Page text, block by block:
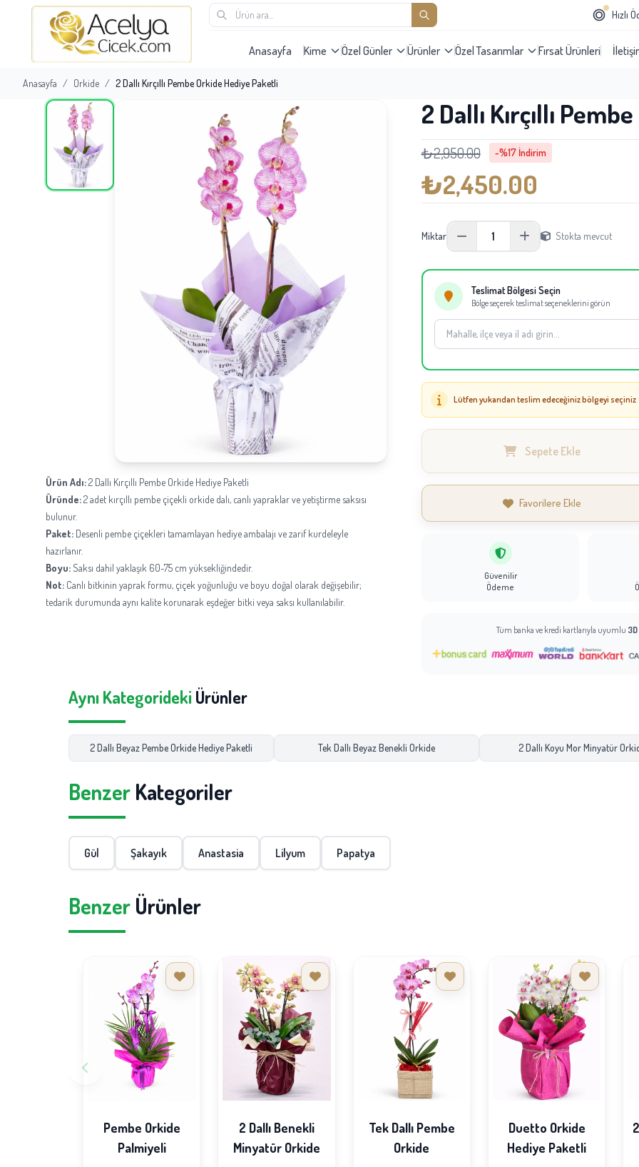
Hızlı
Anasayfa Kime Özel Günler Ürünler Özel Tasarımlar Fırsat Ürünleri
Anasayfa / Orkide / 2 Dallı Kırçıllı Pembe Orkide Hediye Paketli
Ürün Adı:2 Dallı Kırçıllı Pembe Orkide Hediye Paketli
Üründe:2 adet kırçıllı pembe çiçekli orkide dalı, canlı yapraklar ve yetiştirme saksısı
bulunur.
Paket: Desenli pembe çiçekleri tamamlayan hediye ambalajı ve zarif kurdeleyle
hazırlanır.
Boyu: Saksı dahil yaklaşık 60-75 cm yüksekliğindedir.
Not: Canlı bitkinin yaprak formu, çiçek yoğunluğu ve boyu doğal olarak değişebilir;
tedarik durumunda aynı kalite korunarak eşdeğer bitki veya saksı kullanılabilir.
2 Dallı Kırçıllı
₺2,950.00 -%17 İndirim
₺2,450.00
Miktar 1 Stokta mevcut
Teslimat Bölgesi Seçin
Bölge seçerek teslimat seçeneklerini görün
Lütfen yukarıdan teslim edeceğiniz bölgeyi seçiniz
Sepete Ekle
Favorilere Ekle
Güvenilir
Ödeme
Tüm banka ve kredi kartlarıyla uyumlu
Aynı Kategorideki Ürünler
2 Dallı Beyaz Pembe Orkide Hediye Paketli Tek Dallı Beyaz Benekli Orkide 2 Dallı Koyu Mor Minyatür
Benzer Kategoriler
Gül Şakayık Anastasia Lilyum Papatya
Benzer Ürünler
Pembe Orkide
Palmiyeli
2 Dallı Benekli
Minyatür Orkide
Tek Dallı Pembe
Orkide
Duetto Orkide
Hediye Paketli